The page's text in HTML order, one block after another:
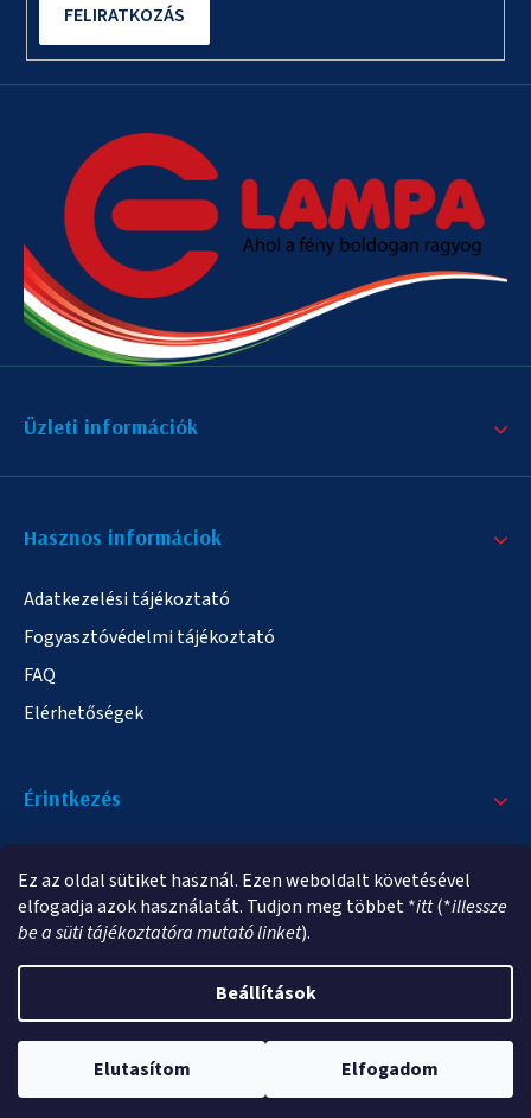
Ez az oldal sütiket használ. Ezen weboldalt követésével
elfogadja azok használatát. Tudjon meg többet *itt(*illessze
be a süti tájékoztatóra mutató linket).
Beállítások
Elutasítom Elfogadom
FELIRATKOZÁS
Üzleti információk
Hasznos informáciok
Adatkezelési tájékoztató
Fogyasztóvédelmi tájékoztató
FAQ
Elérhetőségek
Érintkezés
info@elampa.hu
Shoptet Premium készítette
elampa.hu. Minden jog fenntartva.